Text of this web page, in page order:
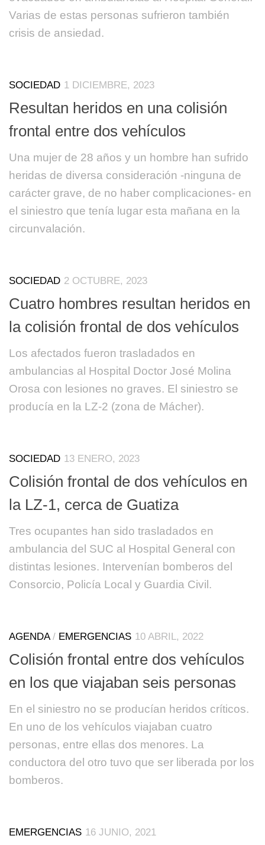
Varias de estas personas sufrieron también
crisis de ansiedad.
SOCIEDAD 1 DICIEMBRE, 2023
Resultan heridos en una colisión
frontal entre dos vehículos
Una mujer de 28 años y un hombre han sufrido
heridas de diversa consideración -ninguna de
carácter grave, de no haber complicaciones- en
el siniestro que tenía lugar esta mañana en la
circunvalación.
SOCIEDAD 2 OCTUBRE, 2023
Cuatro hombres resultan heridos en
la colisión frontal de dos vehículos
Los afectados fueron trasladados en
ambulancias al Hospital Doctor José Molina
Orosa con lesiones no graves. El siniestro se
producía en la LZ-2 (zona de Mácher).
SOCIEDAD 13 ENERO, 2023
Colisión frontal de dos vehículos en
la LZ-1, cerca de Guatiza
Tres ocupantes han sido trasladados en
ambulancia del SUC al Hospital General con
distintas lesiones. Intervenían bomberos del
Consorcio, Policía Local y Guardia Civil.
AGENDA/ EMERGENCIAS 10 ABRIL, 2022
Colisión frontal entre dos vehículos
en los que viajaban seis personas
En el siniestro no se producían heridos críticos.
En uno de los vehículos viajaban cuatro
personas, entre ellas dos menores. La
conductora del otro tuvo que ser liberada por los
bomberos.
EMERGENCIAS 16 JUNIO, 2021